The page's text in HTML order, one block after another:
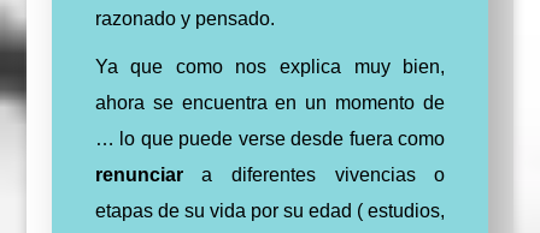
razonado y pensado.
Ya que como nos explica muy bien,
ahora se encuentra en un momento de
… lo que puede verse desde fuera como
renunciara diferentes vivencias o
etapas de su vida por su edad ( estudios,